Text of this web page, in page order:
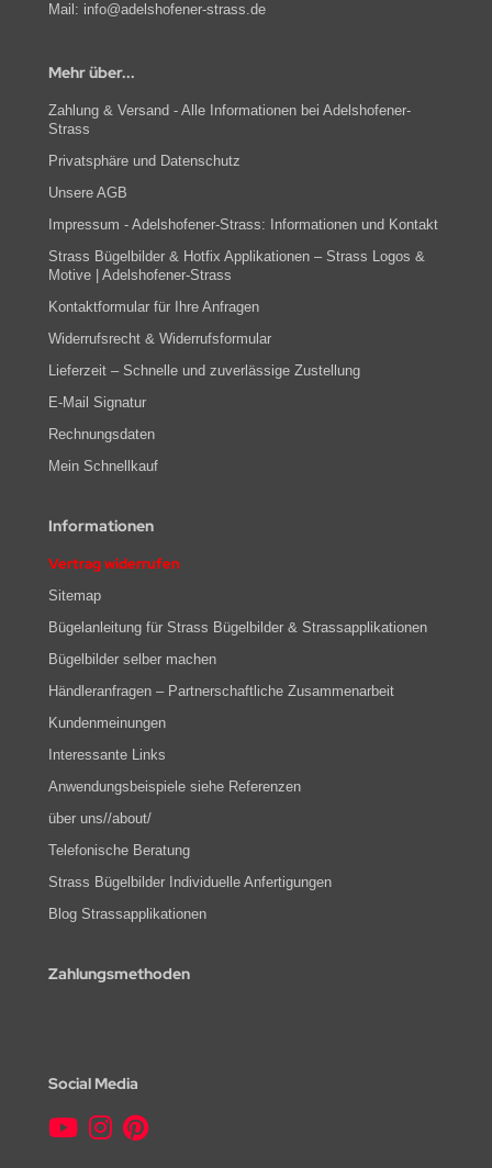
Mail: info@adelshofener-strass.de
Mehr über...
Zahlung & Versand - Alle Informationen bei Adelshofener-
Strass
Privatsphäre und Datenschutz
Unsere AGB
Impressum - Adelshofener-Strass: Informationen und Kontakt
Strass Bügelbilder & Hotfix Applikationen – Strass Logos &
Motive | Adelshofener-Strass
Kontaktformular für Ihre Anfragen
Widerrufsrecht & Widerrufsformular
Lieferzeit – Schnelle und zuverlässige Zustellung
E-Mail Signatur
Rechnungsdaten
Mein Schnellkauf
Informationen
Vertrag widerrufen
Sitemap
Bügelanleitung für Strass Bügelbilder & Strassapplikationen
Bügelbilder selber machen
Händleranfragen – Partnerschaftliche Zusammenarbeit
Kundenmeinungen
Interessante Links
Anwendungsbeispiele siehe Referenzen
über uns//about/
Telefonische Beratung
Strass Bügelbilder Individuelle Anfertigungen
Blog Strassapplikationen
Zahlungsmethoden
Social Media